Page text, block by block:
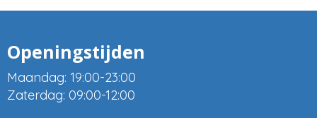
Openingstijden
Maandag: 19:00-23:00
Zaterdag: 09:00-12:00